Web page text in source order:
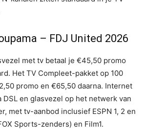
– FDJ United 2026
met tv betaal je €45,50 promo
Het TV Compleet-pakket op 100
promo en €65,50 daarna. Internet
en glasvezel op het netwerk van
met tv-aanbod inclusief ESPN 1, 2 en
Sports-zenders) en Film1.